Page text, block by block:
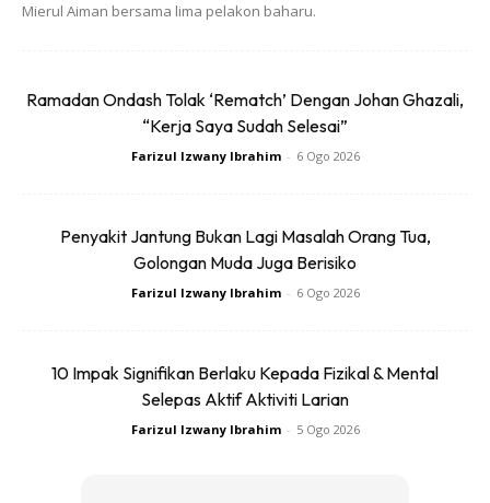
“Beraksi dipentas akhir adalah perancangan yang
Negara, Bukit Jalil tengah hari tadi.
Mierul Aiman bersama lima pelakon baharu.
Ramadan Ondash Tolak ‘Rematch’ Dengan Johan Ghazali,
“Kerja Saya Sudah Selesai”
Farizul Izwany Ibrahim - 6 Ogo 2026
Penyakit Jantung Bukan Lagi Masalah Orang Tua,
Golongan Muda Juga Berisiko
Farizul Izwany Ibrahim - 6 Ogo 2026
10 Impak Signifikan Berlaku Kepada Fizikal & Mental
Selepas Aktif Aktiviti Larian
Farizul Izwany Ibrahim - 5 Ogo 2026